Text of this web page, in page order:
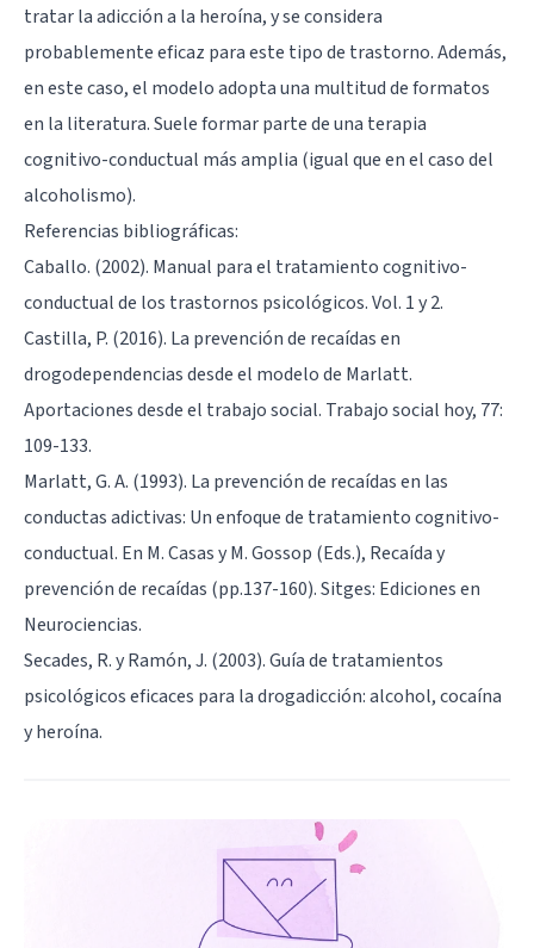
tratar la adicción a la heroína, y se considera
probablemente eficaz para este tipo de trastorno. Además,
en este caso, el modelo adopta una multitud de formatos
en la literatura. Suele formar parte de una terapia
cognitivo-conductual más amplia (igual que en el caso del
alcoholismo).
Referencias bibliográficas:
Caballo. (2002). Manual para el tratamiento cognitivo-
conductual de los trastornos psicológicos. Vol. 1 y 2.
Castilla, P. (2016). La prevención de recaídas en
drogodependencias desde el modelo de Marlatt.
Aportaciones desde el trabajo social. Trabajo social hoy, 77:
109-133.
Marlatt, G. A. (1993). La prevención de recaídas en las
conductas adictivas: Un enfoque de tratamiento cognitivo-
conductual. En M. Casas y M. Gossop (Eds.), Recaída y
prevención de recaídas (pp.137-160). Sitges: Ediciones en
Neurociencias.
Secades, R. y Ramón, J. (2003). Guía de tratamientos
psicológicos eficaces para la drogadicción: alcohol, cocaína
y heroína.